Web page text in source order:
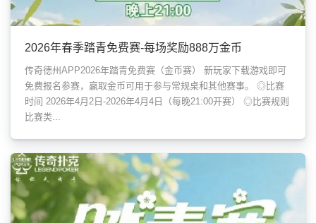
2026年春季踏青免费赛-每场奖励888万金币
传奇德州APP2026年踏青免费赛（金币赛） 新玩家下载游戏即可
免费报名参赛，赢取金币可用于参与常规桌和其他赛事。 ◎比赛
时间 2026年4月2日-2026年4月4日（每晚21:00开赛） ◎比赛规则
比赛类...